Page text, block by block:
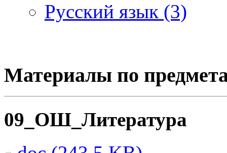
Русский язык (3)
Материалы по
09_ОШ_Литература